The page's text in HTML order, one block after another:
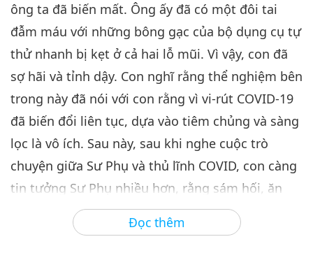
Đọc thêm
ông ta đã biến mất. Ông ấy đã có một đôi tai
đẫm máu với những bông gạc của bộ dụng cụ tự
thử nhanh bị kẹt ở cả hai lỗ mũi. Vì vậy, con đã
sợ hãi và tỉnh dậy. Con nghĩ rằng thể nghiệm bên
trong này đã nói với con rằng vì vi-rút COVID-19
đã biến đổi liên tục, dựa vào tiêm chủng và sàng
lọc là vô ích. Sau này, sau khi nghe cuộc trò
chuyện giữa Sư Phụ và thủ lĩnh COVID, con càng
tin tưởng Sư Phụ nhiều hơn, rằng sám hối, ăn
thuần chay và cầu nguyện để được tha thứ là
giải pháp duy nhất.